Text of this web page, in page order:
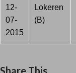
12-
07-
2015
Lokeren
(B)